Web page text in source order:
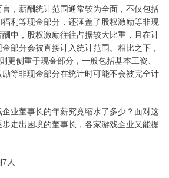
薪酬统计范围通常较为全面，不仅包括
利等现金部分，还涵盖了股权激励等非现
中，股权激励往往占据较大比重，且在计
部分会被直接计入统计范围。相比之下，
更侧重于现金部分，一般包括基本工资、
等非现金部分在统计时可能不会被完全计
董事长的年薪究竟缩水了多少？面对这
走出困境的董事长，各家游戏企业又能提
人